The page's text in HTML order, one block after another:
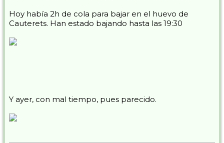
Hoy había 2h de cola para bajar en el huevo de
Cauterets. Han estado bajando hasta las 19:30
Y ayer, con mal tiempo, pues parecido.